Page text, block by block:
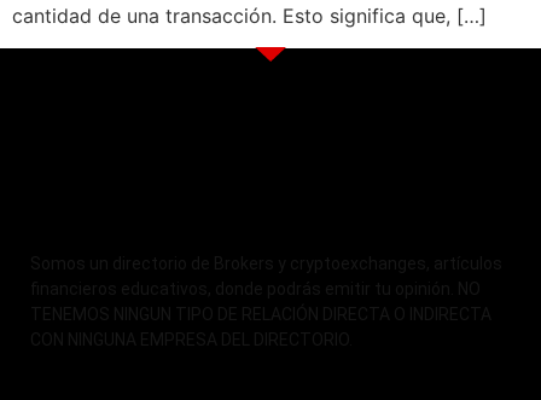
cantidad de una transacción. Esto significa que, […]